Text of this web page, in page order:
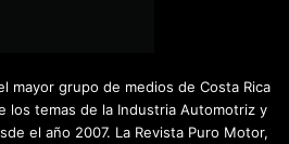
mayor grupo de medios de Costa Rica
los temas de la Industria Automotriz y
el año 2007. La Revista Puro Motor,